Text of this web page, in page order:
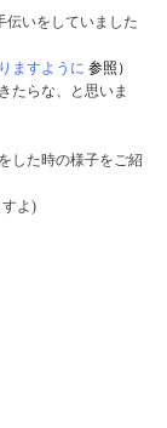
伝いをしていました
ますように 参照）
たらな、と思いま
した時の様子をご紹
よ)